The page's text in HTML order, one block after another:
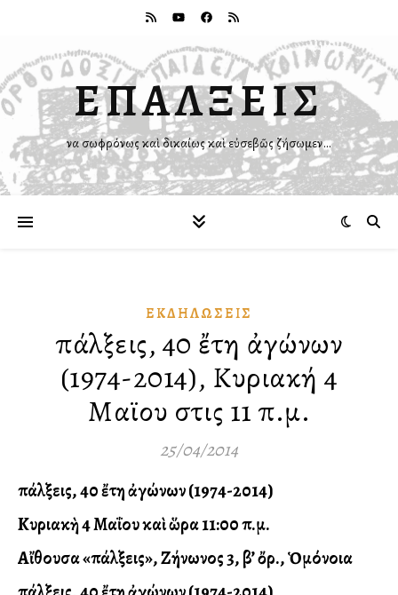
ΕΠΑΛΞΕΙΣ
Ἵνα σωφρόνως καὶ δικαίως καὶ εὐσεβῶς ζήσωμεν…
ἘΚΔΗΛΏΣΕΙΣ
Ἐπάλξεις, 40 ἔτη ἀγώνων
(1974-2014), Κυριακή 4
Μαϊου στις 11 π.μ.
25/04/2014
Ἐπάλξεις, 40 ἔτη ἀγώνων (1974-2014)
Κυριακὴ 4 Μαΐου καὶ ὥρα 11:00 π.μ.
Αἴθουσα «Ἐπάλξεις», Ζήνωνος 3, β’ ὄρ., Ὁμόνοια